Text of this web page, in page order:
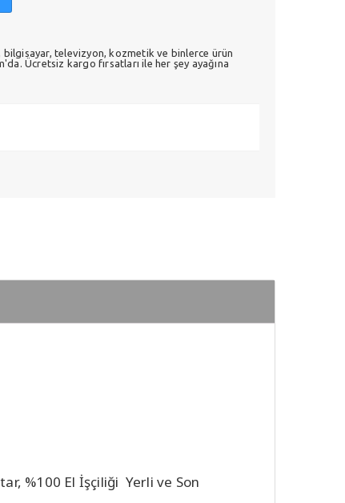
televizyon, kozmetik ve binlerce ürün
Ücretsiz kargo fırsatları ile her şey ayağına
%100 El İşçiliği Yerli ve Son